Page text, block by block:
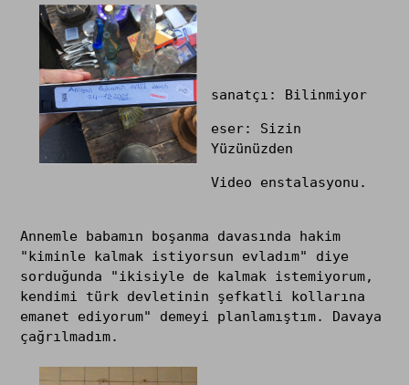
sanatçı: Bilinmiyor
eser: Sizin
Yüzünüzden
Video enstalasyonu.
Annemle babamın boşanma davasında hakim
"kiminle kalmak istiyorsun evladım" diye
sorduğunda "ikisiyle de kalmak istemiyorum,
kendimi türk devletinin şefkatli kollarına
emanet ediyorum" demeyi planlamıştım. Davaya
çağrılmadım.